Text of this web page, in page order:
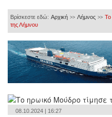
Βρίσκεστε εδώ: Αρχική >> Λήμνος >> Το
της Λήμνου
08.10.2024 | 16:27